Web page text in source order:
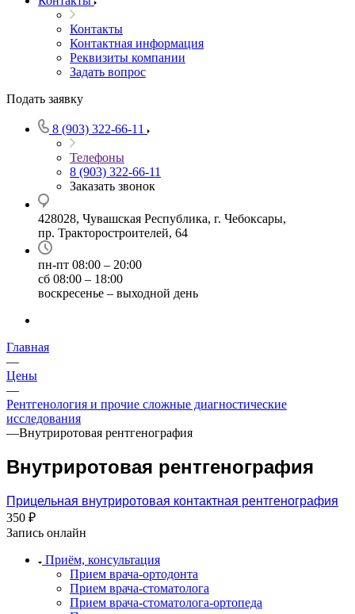
Контакты
Контактная информация
Реквизиты компании
Задать вопрос
Подать заявку
8 (903) 322-66-11
Телефоны
8 (903) 322-66-11
Заказать звонок
428028, Чувашская Республика, г. Чебоксары,
пр. Тракторостроителей, 64
пн-пт 08:00 – 20:00
сб 08:00 – 18:00
воскресенье – выходной день
Главная
—
Цены
—
Рентгенология и прочие сложные диагностические
исследования
—Внутриротовая рентгенография
Внутриротовая рентгенография
Прицельная внутриротовая контактная рентгенография
350 ₽
Запись онлайн
Приём, консультация
Прием врача-ортодонта
Прием врача-стоматолога
Прием врача-стоматолога-ортопеда